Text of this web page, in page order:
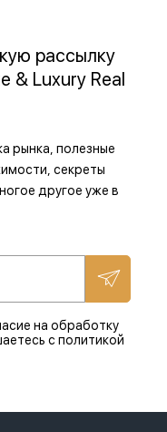
рассылку
& Luxury Real
рынка, полезные
секреты
другое уже в
на обработку
с политикой